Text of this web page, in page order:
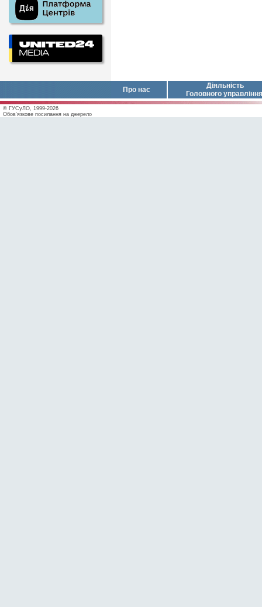
Про нас
Діяльність
Головного управління
© ГУСуЛО, 1999-2026
Обов'язкове посилання на джерело